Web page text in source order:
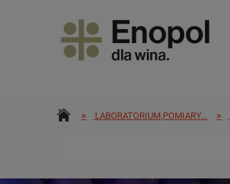
» LABORATORIUM,POMIARY... »